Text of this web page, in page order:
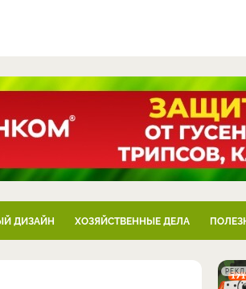
ДИЗАЙН ХОЗЯЙСТВЕННЫЕ ДЕЛА